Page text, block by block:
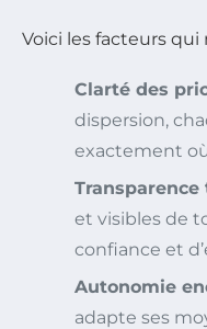
Voici les facteurs
Clarté des
dispersion,
exactement
Transparence
et visibles de
confiance et
Autonomie
adapte ses